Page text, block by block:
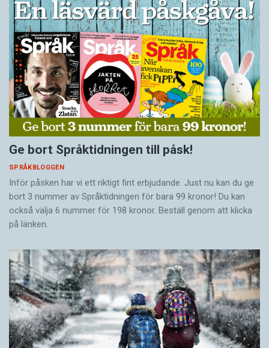
Ge bort Språktidningen till påsk!
SPRÅKBLOGGEN
Inför påsken har vi ett riktigt fint erbjudande. Just nu kan du ge
bort 3 nummer av Språktidningen för bara 99 kronor! Du kan
också välja 6 nummer för 198 kronor. Beställ genom att klicka
på länken.